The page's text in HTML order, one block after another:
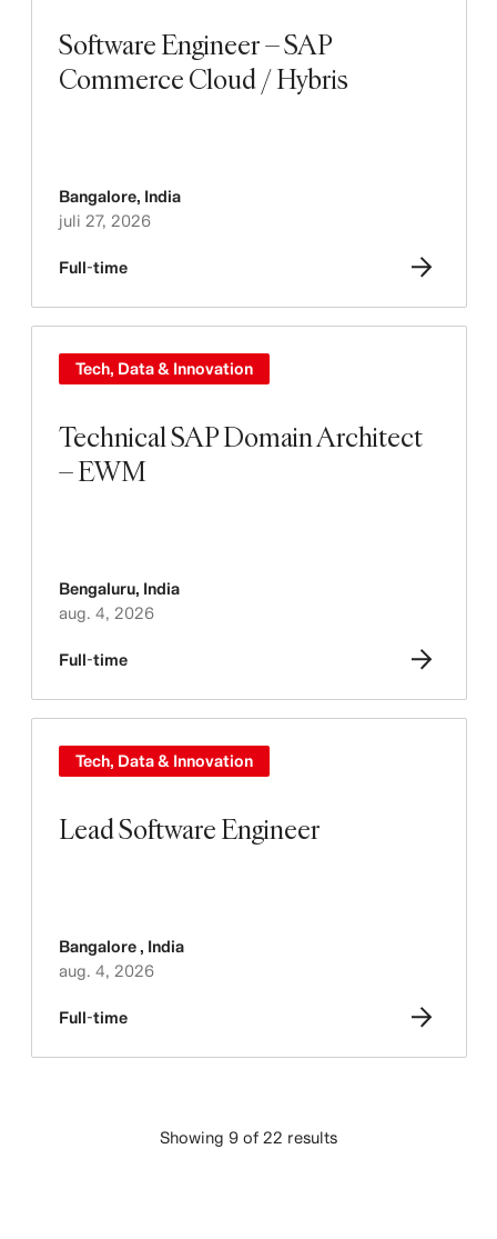
Software Engineer – SAP
Commerce Cloud / Hybris
Bangalore, India
juli 27, 2026
Full-time
Technical SAP Domain Architect
– EWM
Tech, Data & Innovation
Bengaluru, India
aug. 4, 2026
Full-time
Lead Software Engineer
Tech, Data & Innovation
Bangalore, India
aug. 4, 2026
Full-time
Showing 9 of 22 results